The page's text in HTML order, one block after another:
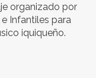
organizado por
Infantiles para
iquiqueño.